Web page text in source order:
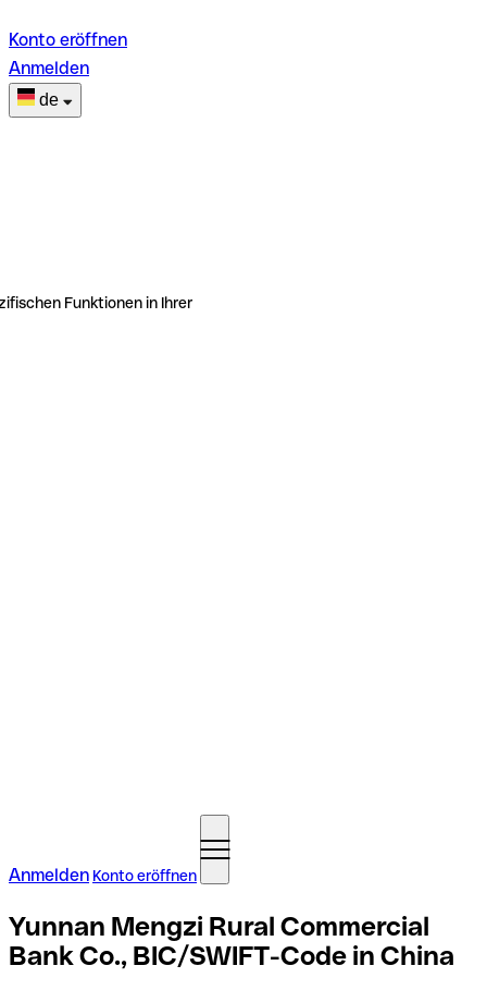
Konto eröffnen
Anmelden
de
Funktionen in Ihrer
Anmelden Konto eröffnen
Yunnan Mengzi Rural Commercial
Bank Co., BIC/SWIFT-Code in China